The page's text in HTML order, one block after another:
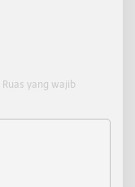
Ruas yang wajib